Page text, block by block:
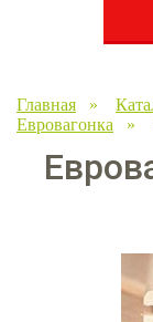
Главная »
Евровагонка »